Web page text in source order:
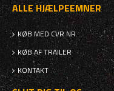
ALLE HJÆLPEEMNER
KØB MED CVR NR.
KØB AF TRAILER
KONTAKT